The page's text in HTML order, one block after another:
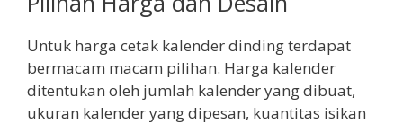
Untuk harga cetak kalender dinding terdapat
bermacam macam pilihan. Harga kalender
ditentukan oleh jumlah kalender yang dibuat,
ukuran kalender yang dipesan, kuantitas isikan